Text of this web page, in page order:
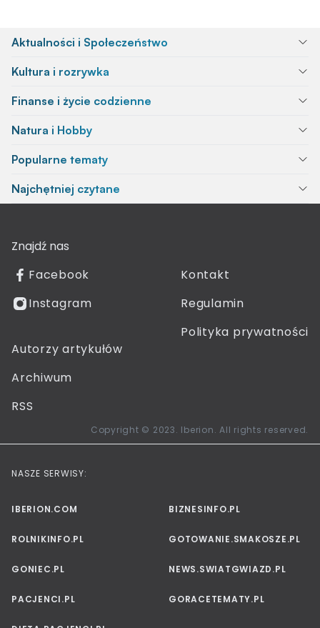
Aktualności i Społeczeństwo
Kultura i rozrywka
Finanse i życie codzienne
Natura i Hobby
Popularne tematy
Najchętniej czytane
Znajdź nas
Facebook
Instagram
Kontakt
Regulamin
Polityka prywatności
Autorzy artykułów
Archiwum
RSS
Copyright © 2023. Iberion. All rights reserved.
NASZE SERWISY:
IBERION.COM BIZNESINFO.PL
ROLNIKINFO.PL GOTOWANIE.SMAKOSZE.PL
GONIEC.PL NEWS.SWIATGWIAZD.PL
PACJENCI.PL GORACETEMATY.PL